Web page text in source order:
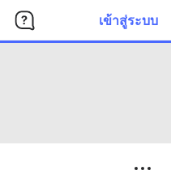
เข้าสู่ระบบ